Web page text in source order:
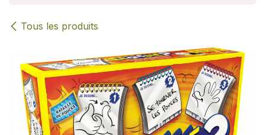
Tous les produits